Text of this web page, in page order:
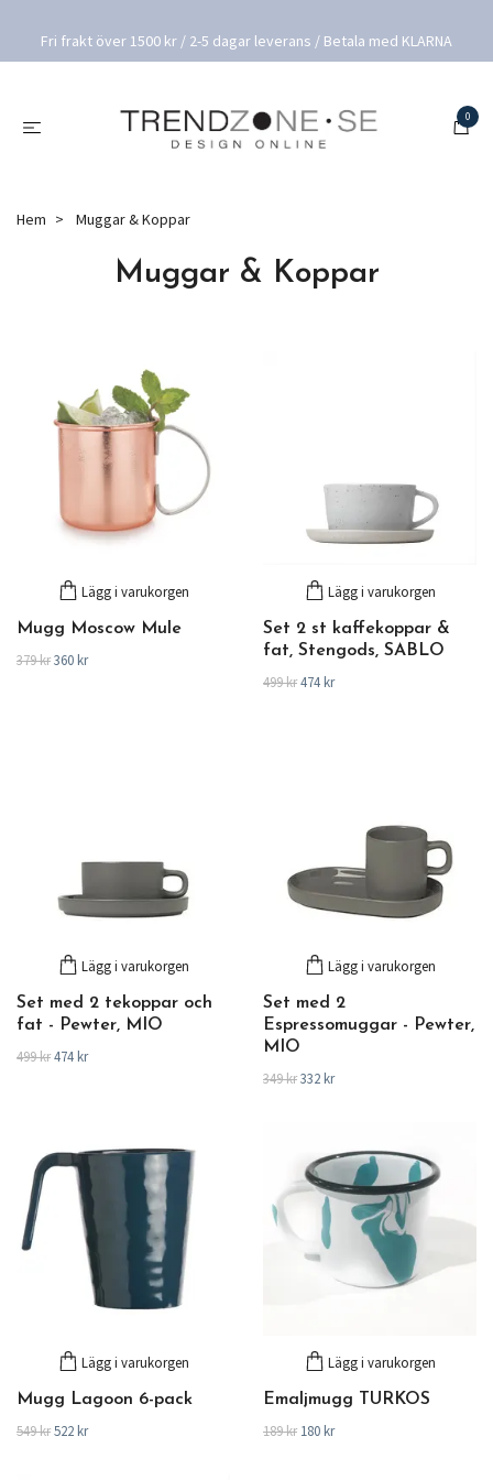
Fri frakt över 1500 kr / 2-5 dagar leverans / Betala med KLARNA
0
Hem Muggar & Koppar
Muggar & Koppar
Lägg i varukorgen
Mugg Moscow Mule
379 kr360 kr
Lägg i varukorgen
Set 2 st kaffekoppar &
fat, Stengods, SABLO
499 kr474 kr
Lägg i varukorgen
Set med 2 tekoppar och
fat - Pewter, MIO
499 kr474 kr
Lägg i varukorgen
Set med 2
Espressomuggar - Pewter,
MIO
349 kr332 kr
Lägg i varukorgen
Mugg Lagoon 6-pack
549 kr522 kr
Lägg i varukorgen
Emaljmugg TURKOS
189 kr 180 kr